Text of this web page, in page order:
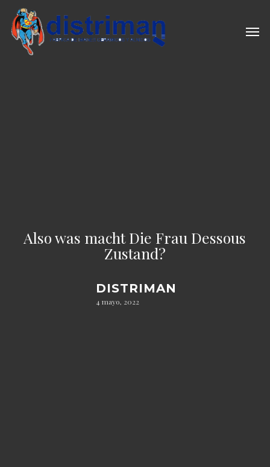
main
content
Also was macht Die Frau Dessous
Zustand?
DISTRIMAN
4 mayo, 2022